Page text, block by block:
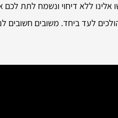
ללא דיחוי ונשמח לתת לכם
לעד ביחד. משובים חשובים